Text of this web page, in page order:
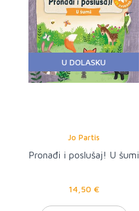
U DOLASKU
Jo Partis
Pronađi i poslušaj! U šumi
14,50 €